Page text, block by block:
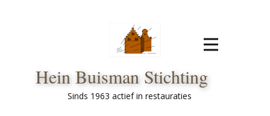
Hein Buisman Stichting
Sinds 1963 actief in restauraties